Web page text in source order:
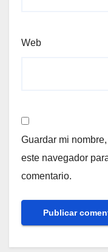
Web
Guardar mi
este navegador
comentario.